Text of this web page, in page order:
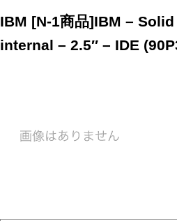
IBM [N-1商品]IBM –
internal – 2.5″ – IDE